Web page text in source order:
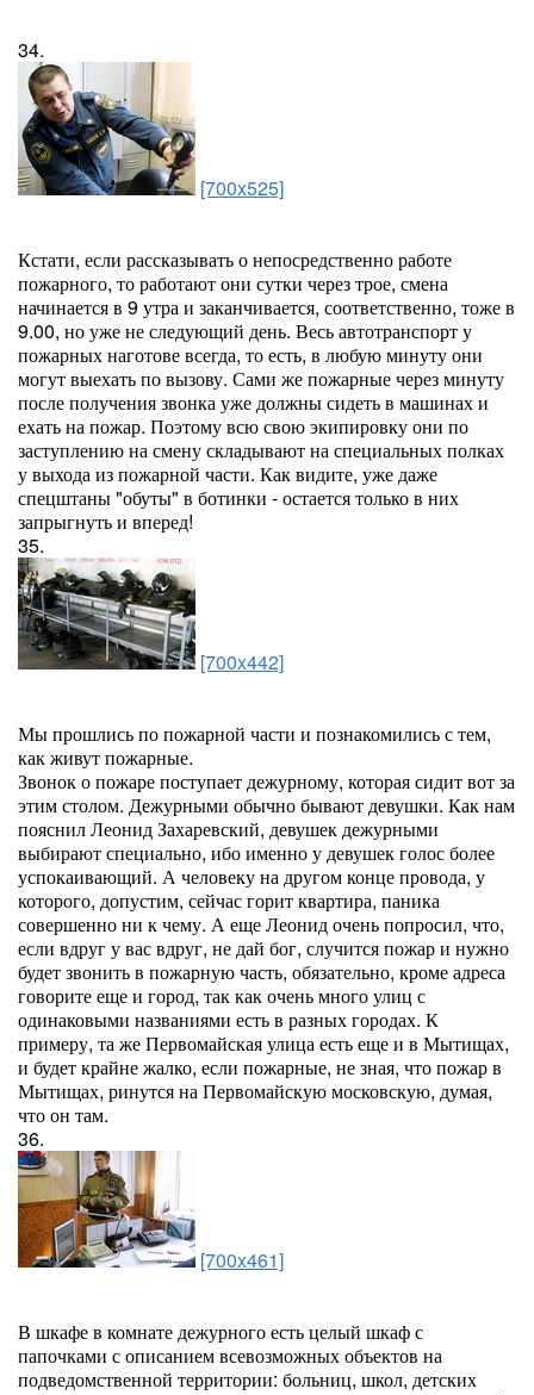
34.
[700x525]
Кстати, если рассказывать о непосредственно работе
пожарного, то работают они сутки через трое, смена
начинается в 9 утра и заканчивается, соответственно, тоже в
9.00, но уже не следующий день. Весь автотранспорт у
пожарных наготове всегда, то есть, в любую минуту они
могут выехать по вызову. Сами же пожарные через минуту
после получения звонка уже должны сидеть в машинах и
ехать на пожар. Поэтому всю свою экипировку они по
заступлению на смену складывают на специальных полках
у выхода из пожарной части. Как видите, уже даже
спецштаны "обуты" в ботинки - остается только в них
запрыгнуть и вперед!
35.
[700x442]
Мы прошлись по пожарной части и познакомились с тем,
как живут пожарные.
Звонок о пожаре поступает дежурному, которая сидит вот за
этим столом. Дежурными обычно бывают девушки. Как нам
пояснил Леонид Захаревский, девушек дежурными
выбирают специально, ибо именно у девушек голос более
успокаивающий. А человеку на другом конце провода, у
которого, допустим, сейчас горит квартира, паника
совершенно ни к чему. А еще Леонид очень попросил, что,
если вдруг у вас вдруг, не дай бог, случится пожар и нужно
будет звонить в пожарную часть, обязательно, кроме адреса
говорите еще и город, так как очень много улиц с
одинаковыми названиями есть в разных городах. К
примеру, та же Первомайская улица есть еще и в Мытищах,
и будет крайне жалко, если пожарные, не зная, что пожар в
Мытищах, ринутся на Первомайскую московскую, думая,
что он там.
36.
[700x461]
В шкафе в комнате дежурного есть целый шкаф с
папочками с описанием всевозможных объектов на
подведомственной территории: больниц, школ, детских